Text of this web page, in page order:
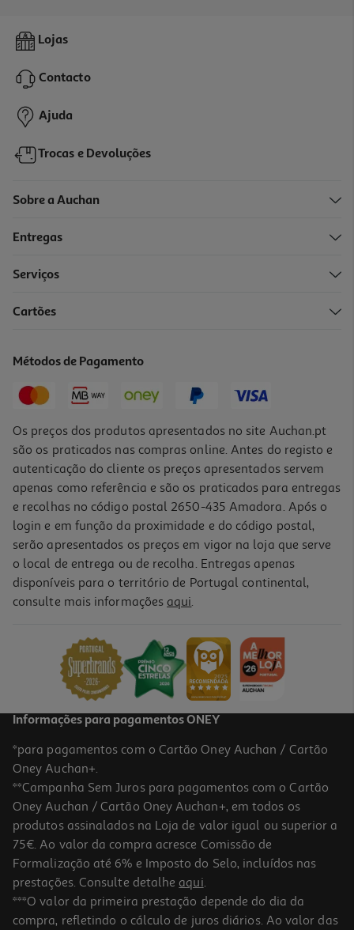
Máscara Soflow Baixa Porosidad Volume 400ml
Price reduced from
8,49 €to
6,37 €
-25%
Price reduced from
24,20 €to
Promoção
Máscara Novex Queratina Brasileira 1kg
11,51 €
5.0
Máscara Novex Meus Cachos 1kg
11.51 €/Kg
Lojas
Contacto
Ajuda
Trocas e Devoluções
Sobre a Auchan
Entregas
Serviços
Cartões
Métodos de Pagamento
Os preços dos produtos apresentados no site Auchan.pt
são os praticados nas compras online. Antes do registo e
autenticação do cliente os preços apresentados servem
apenas como referência e são os praticados para entregas
e recolhas no código postal 2650-435 Amadora. Após o
login e em função da proximidade e do código postal,
serão apresentados os preços em vigor na loja que serve
o local de entrega ou de recolha. Entregas apenas
disponíveis para o território de Portugal continental,
consulte mais informações aqui.
Informações para pagamentos ONEY
*para pagamentos com o Cartão Oney Auchan / Cartão
Oney Auchan+.
**Campanha Sem Juros para pagamentos com o Cartão
Oney Auchan / Cartão Oney Auchan+, em todos os
produtos assinalados na Loja de valor igual ou superior a
75€. Ao valor da compra acresce Comissão de
Formalização até 6% e Imposto do Selo, incluídos nas
prestações. Consulte detalhe aqui.
***O valor da primeira prestação depende do dia da
compra, refletindo o cálculo de juros diários. Ao valor das